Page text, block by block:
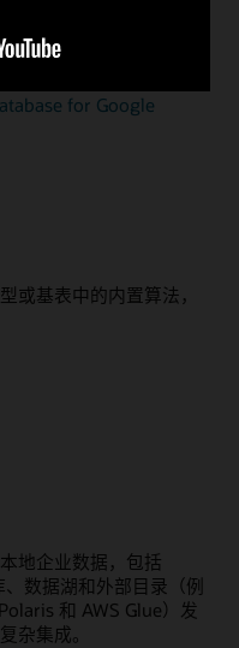
for Excel 插件
for Google
或基表中的内置算法，
地企业数据，包括
数据湖和外部目录（例
和 AWS Glue）发
杂集成。